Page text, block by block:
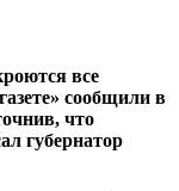
все
сообщили в
что
губернатор